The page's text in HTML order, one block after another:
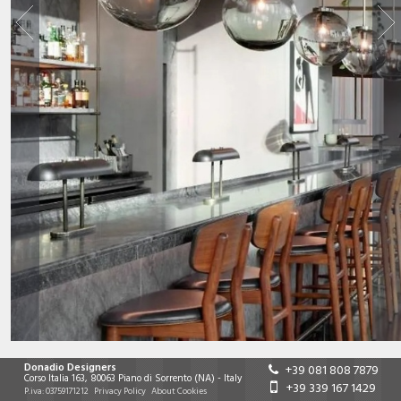
Donadio Designers
Corso Italia 163, 80063 Piano di Sorrento(NA)-Italy
P.iva:03759171212 Privacy Policy About Cookies
+39 081 808 7879
+39 339 167 1429